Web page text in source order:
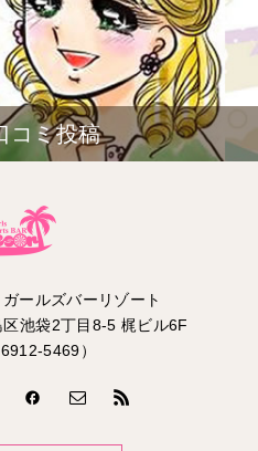
コミ投稿
ールズバーリゾート
池袋2丁目8-5 梶ビル6F
5469）